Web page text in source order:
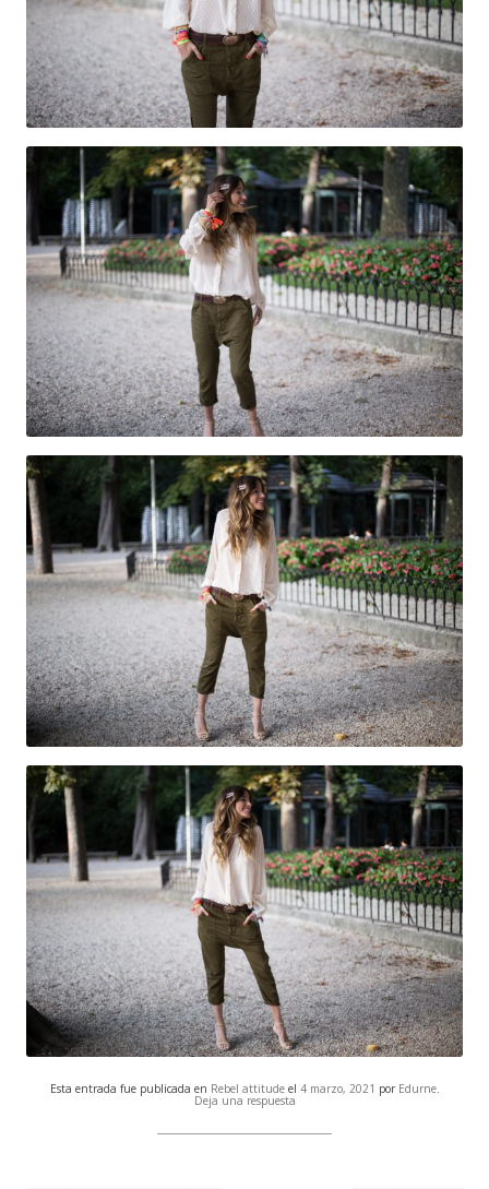
Esta entrada fue publicada en Rebel attitudeel 4 marzo, 2021 por Edurne.
Deja una respuesta